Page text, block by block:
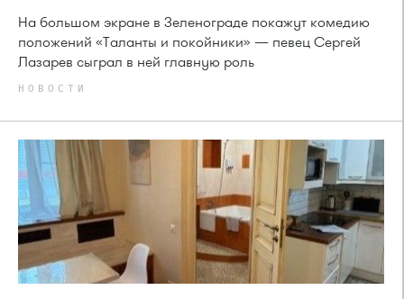
На большом экране в Зеленограде покажут комедию
положений «Таланты и покойники» — певец Сергей
Лазарев сыграл в ней главную роль
НОВОСТИ